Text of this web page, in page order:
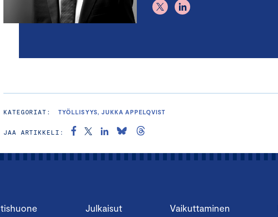
KATEGORIAT: TYÖLLISYYS, JUKKA APPELQVIST
JAA ARTIKKELI:
Julkaisut Vaikuttaminen